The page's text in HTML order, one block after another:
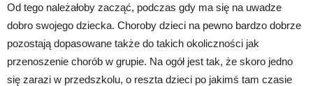
Od tego należałoby zacząć, podczas gdy ma się na uwadze
dobro swojego dziecka. Choroby dzieci na pewno bardzo dobrze
pozostają dopasowane także do takich okoliczności jak
przenoszenie chorób w grupie. Na ogół jest tak, że skoro jedno
się zarazi w przedszkolu, o reszta dzieci po jakimś tam czasie